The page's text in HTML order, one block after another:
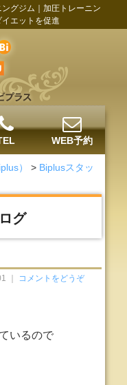
グジム｜加圧トレーニン
エットを促進
WEB予約
） > Biplusスタッ
グ
｜ コメントをどうぞ
いるので